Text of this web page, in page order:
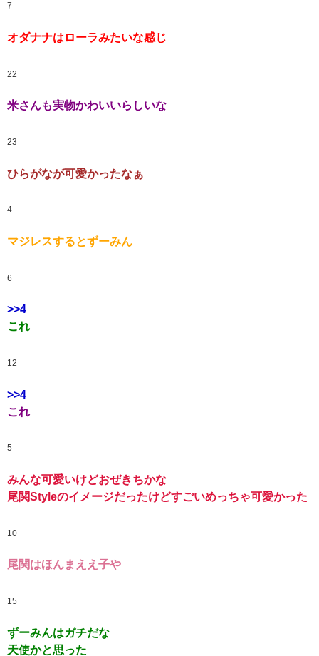
7
オダナナはローラみたいな感じ
22
米さんも実物かわいいらしいな
23
ひらがなが可愛かったなぁ
4
マジレスするとずーみん
6
>>4
これ
12
>>4
これ
5
みんな可愛いけどおぜきちかな
尾関Styleのイメージだったけどすごいめっちゃ可愛かった
10
尾関はほんまええ子や
15
ずーみんはガチだな
天使かと思った